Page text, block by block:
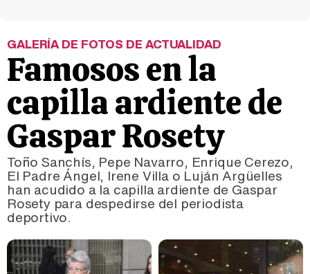
GALERÍA DE FOTOS DE ACTUALIDAD
Famosos en la
capilla ardiente de
Gaspar Rosety
Toño Sanchís, Pepe Navarro, Enrique Cerezo,
El Padre Ángel, Irene Villa o Luján Argüelles
han acudido a la capilla ardiente de Gaspar
Rosety para despedirse del periodista
deportivo.